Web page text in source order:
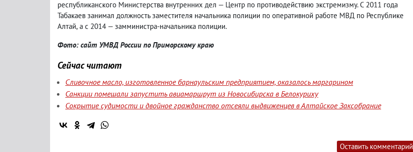
республиканского Министерства внутренних дел — Центр по противодействию экстремизму. С 2011 года
Табакаев занимал должность заместителя начальника полиции по оперативной работе МВД по Республике
Алтай, а с 2014 — замминистра-начальника полиции.
Фото: сайт УМВД России по Приморскому краю
Сейчас читают
Сливочное масло, изготовленное барнаульским предприятием, оказалось маргарином
Санкции помешали запустить авиамаршрут из Новосибирска в Белокуриху
Сокрытие судимости и двойное гражданство отсеяли выдвиженцев в Алтайское Заксобрание
Оставить комментарий